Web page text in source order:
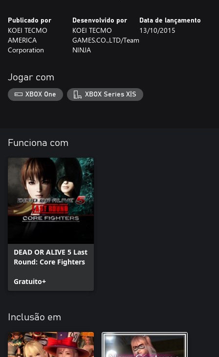
Publicado por
KOEI TECMO
AMERICA
Corporation
Desenvolvido por
KOEI TECMO
GAMES.CO.,LTD/Team
NINJA
Data de lançamento
13/10/2015
Jogar com
XBOX One XBOX Series X|S
Funciona com
DEAD OR ALIVE 5 Last
Round: Core Fighters
Gratuito+
Inclusão em